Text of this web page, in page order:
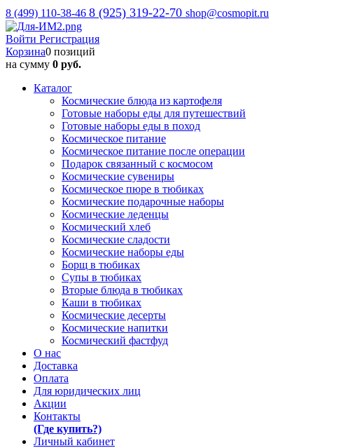
8 (499) 110-38-46 8 (925) 319-22-70 shop@cosmopit.ru
Войти Регистрация
Корзина0 позиций
на сумму 0 руб.
Каталог
Космические блюда из картофеля
Готовые наборы еды для путешествий
Готовые наборы еды в поход
Космическое питание
Космическое питание после операции
Подарок связанный с космосом
Космические сувениры
Космическое пюре в тюбиках
Космические подарочные наборы
Космические леденцы
Космический хлеб
Космические сладости
Космические наборы еды
Борщ в тюбиках
Супы в тюбиках
Вторые блюда в тюбиках
Каши в тюбиках
Космические десерты
Космические напитки
Космический фастфуд
О нас
Доставка
Оплата
Для юридических лиц
Акции
Контакты
(Где купить?)
Личный кабинет